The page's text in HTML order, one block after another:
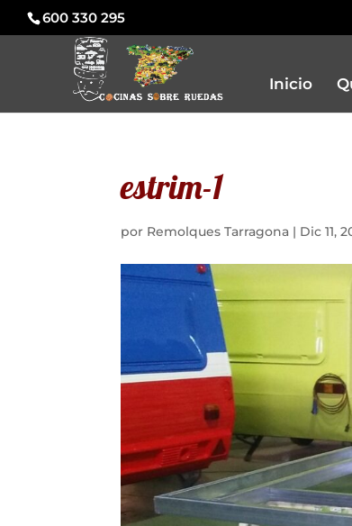
600 330 295
Inicio
estrim-1
por Remolques Tarragona | Dic 11,